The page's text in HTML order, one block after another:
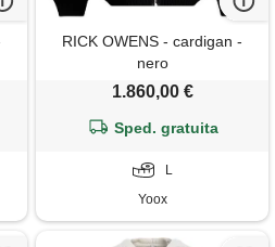
RICK OWENS - cardigan -
nero
1.860,00 €
Sped. gratuita
L
Yoox